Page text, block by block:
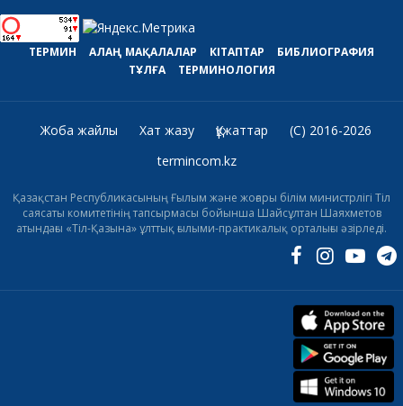
ТЕРМИН АЛАҢ МАҚАЛАЛАР КІТАПТАР
БИБЛИОГРАФИЯ
ТҰЛҒА
ТЕРМИНОЛОГИЯ
Жоба жайлы Хат жазу Құжаттар
(C) 2016-2026
termincom.kz
Қазақстан Республикасының Ғылым және жоғары білім министрлігі Тіл
саясаты комитетінің тапсырмасы бойынша Шайсұлтан Шаяхметов
атындағы «Тіл-Қазына» ұлттық ғылыми-практикалық орталығы әзірледі.